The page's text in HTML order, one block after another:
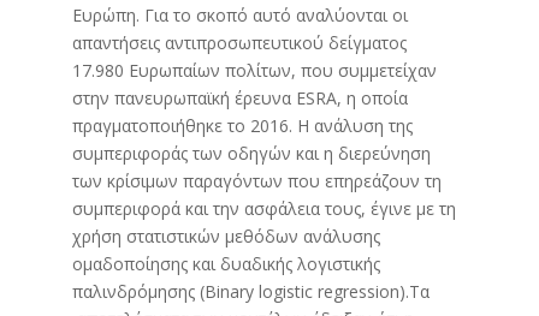
Ευρώπη. Για το σκοπό αυτό αναλύονται οι
απαντήσεις αντιπροσωπευτικού δείγματος
17.980 Ευρωπαίων πολίτων, που συμμετείχαν
στην πανευρωπαϊκή έρευνα ESRA, η οποία
πραγματοποιήθηκε το 2016. Η ανάλυση της
συμπεριφοράς των οδηγών και η διερεύνηση
των κρίσιμων παραγόντων που επηρεάζουν τη
συμπεριφορά και την ασφάλεια τους, έγινε με τη
χρήση στατιστικών μεθόδων ανάλυσης
ομαδοποίησης και δυαδικής λογιστικής
παλινδρόμησης (Binary logistic regression).Τα